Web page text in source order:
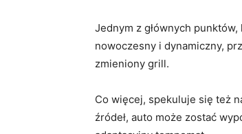
Jednym z ‍głównych
⁣nowoczesny ‌i dynamiczny,​
zmieniony grill.
Co więcej, spekuluje⁢ się też
źródeł, auto może zostać